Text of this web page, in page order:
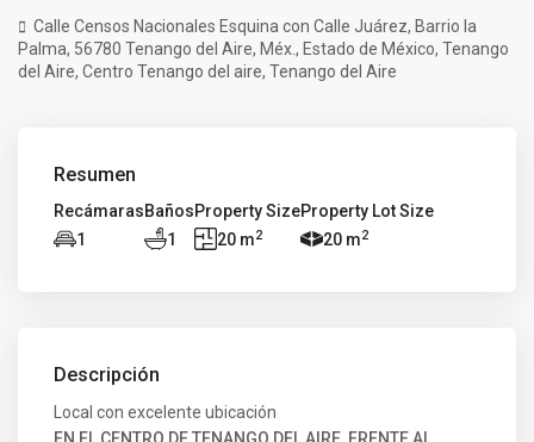
Calle Censos Nacionales Esquina con Calle Juárez, Barrio la
Palma, 56780 Tenango del Aire, Méx., Estado de México,Tenango
del Aire,Centro Tenango del aire,Tenango del Aire
Resumen
Recámaras
1
Baños
1
Property Size
20 m2
Property Lot Size
20 m2
Descripción
Local con excelente ubicación